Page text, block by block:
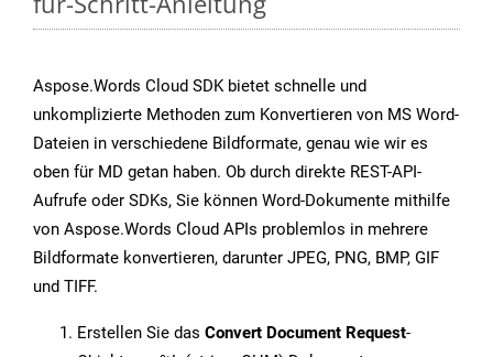
Aspose.Words Cloud SDK bietet schnelle und
unkomplizierte Methoden zum Konvertieren von MS Word-
Dateien in verschiedene Bildformate, genau wie wir es
oben für MD getan haben. Ob durch direkte REST-API-
Aufrufe oder SDKs, Sie können Word-Dokumente mithilfe
von Aspose.Words Cloud APIs problemlos in mehrere
Bildformate konvertieren, darunter JPEG, PNG, BMP, GIF
und TIFF.
Erstellen Sie das Convert Document Request-